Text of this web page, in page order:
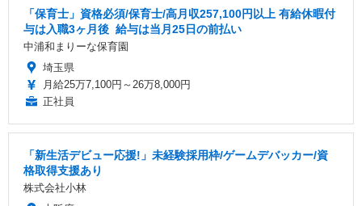
「保育士」資格必須/保育士/️高月収257,100円以上 ️有給休暇付
与は入職3ヶ月後 ️ 給与は当月25日の前払い
中浦和まりーな保育園
埼玉県
月給25万7,100円～26万8,000円
正社員
「新生活デビュー応援!」未経験採用枠/ゲームデバッカー/資
格取得支援あり
株式会社小林